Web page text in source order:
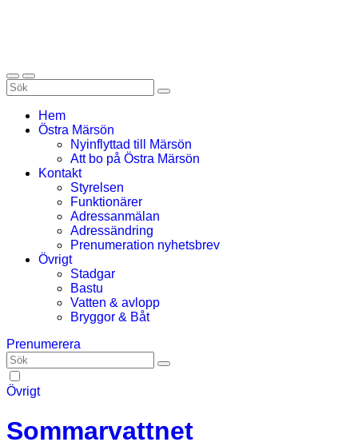
Hem
Östra Märsön
Nyinflyttad till Märsön
Att bo på Östra Märsön
Kontakt
Styrelsen
Funktionärer
Adressanmälan
Adressändring
Prenumeration nyhetsbrev
Övrigt
Stadgar
Bastu
Vatten & avlopp
Bryggor & Båt
Prenumerera
Övrigt
Sommarvattnet